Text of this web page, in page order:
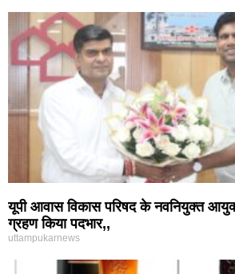
यूपी आवास विकास परिषद के नवनियुक्त
ग्रहण किया पदभार,,
uttampukarnews